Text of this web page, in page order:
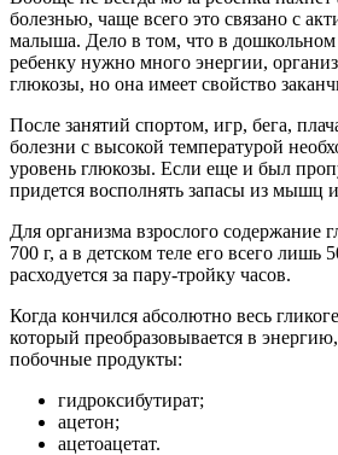
болезнью, чаще всего это связано с
малыша. Дело в том, что в дошкольном
ребенку нужно много энергии,
глюкозы, но она имеет свойство
После занятий спортом, игр, бега,
болезни с высокой температурой
уровень глюкозы. Если еще и был
придется восполнять запасы из мышц
Для организма взрослого содержание
700 г, а в детском теле его всего лишь
расходуется за пару-тройку часов.
Когда кончился абсолютно весь
который преобразовывается в
побочные продукты:
гидроксибутират;
ацетон;
ацетоацетат.